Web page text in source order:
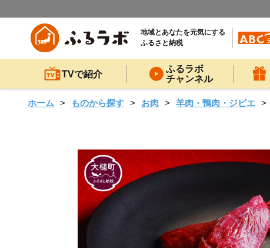
地域とあなたを元気にする
ふるさと納税
TVで紹介
ふるラボ
チャンネル
ホーム ものから探す お肉 羊肉・鴨肉・ジビエ